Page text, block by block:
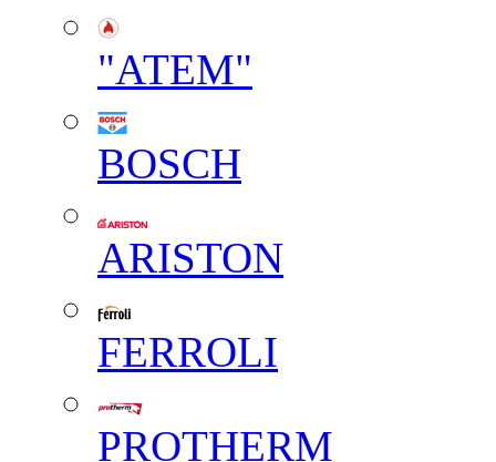
"АТЕМ"
BOSCH
ARISTON
FERROLI
PROTHERM